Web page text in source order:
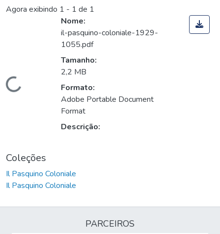
Agora exibindo 1 - 1 de 1
Carregando...
Nome:
il-pasquino-coloniale-1929-
1055.pdf
Tamanho:
2,2 MB
Formato:
Adobe Portable Document
Format
Descrição:
Coleções
Il Pasquino Coloniale
Il Pasquino Coloniale
PARCEIROS